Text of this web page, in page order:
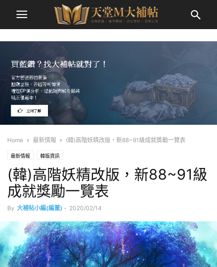
Home 最新情報 (韓)高階妖精改版，新88~91級成就獎勵一覽表
最新情報 韓版資訊
(韓)高階妖精改版，新88~91級
成就獎勵一覽表
By 大補帖小編(編董) - 2020/02/14